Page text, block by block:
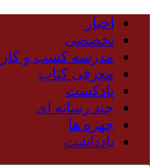
اخبار
تخصصی
مدرسه کسب و کار
معرفی کتاب
پادکست
چند رسانه ای
چهره ها
یادداشت